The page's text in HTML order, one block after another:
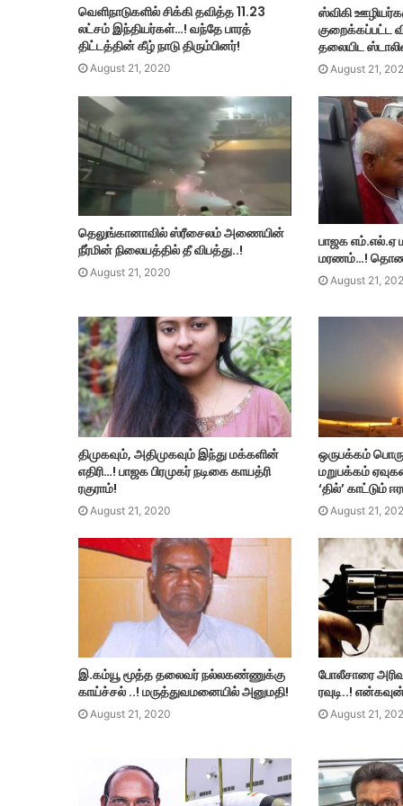
வெளிநாடுகளில் சிக்கி தவித்த 11.23
லட்சம் இந்தியர்கள்…! வந்தே பாரத்
திட்டத்தின் கீழ் நாடு திரும்பினர்!
August 21, 2020
ஸ்விகி
குறைக்கப்பட்ட
தலையிட
August 21,
தெலுங்கானாவில் ஸ்ரீசைலம் அணையின்
நீர்மின் நிலையத்தில் தீ விபத்து..!
August 21, 2020
பாஜக எம்.எல்.ஏ
மரணம்…!
August 21,
திமுகவும், அதிமுகவும் இந்து மக்களின்
எதிரி…! பாஜக பிரமுகர் நடிகை காயத்ரி
ரகுராம்!
August 21, 2020
ஒருபக்கம்
மறுபக்கம்
‘தில்’ காட்டும்
August 21,
இ.கம்யூ மூத்த தலைவர் நல்லகண்ணுக்கு
காய்ச்சல் ..! மருத்துவமனையில் அனுமதி!
August 21, 2020
போலீசாரை
ரவுடி..!
August 21,